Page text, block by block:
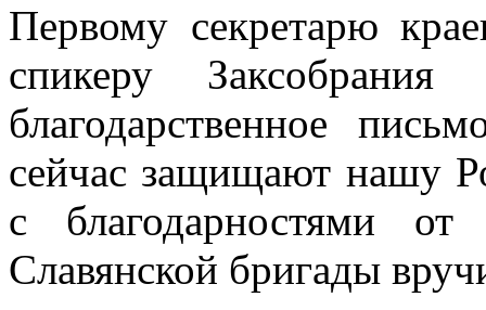
Первому секретарю
спикеру
благодарственное
сейчас защищают нашу
с благодарностями от
Славянской бригады